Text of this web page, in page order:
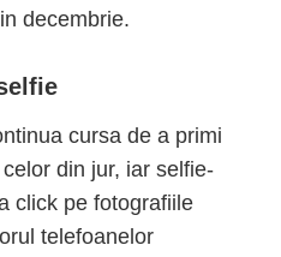
decembrie.
cursa de a primi
din jur, iar selfie-
click pe fotografiile
telefoanelor